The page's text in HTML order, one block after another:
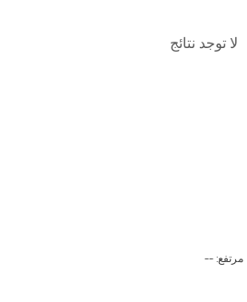
لا توجد نتائج
مرتفع: --